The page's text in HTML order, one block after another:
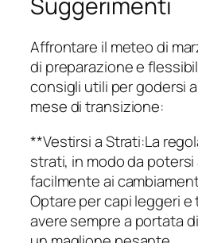
Affrontare il meteo di
di preparazione e
consigli utili per godersi
mese di transizione:
**Vestirsi a Strati:La
strati, in modo da
facilmente ai
Optare per capi leggeri e
avere sempre a portata